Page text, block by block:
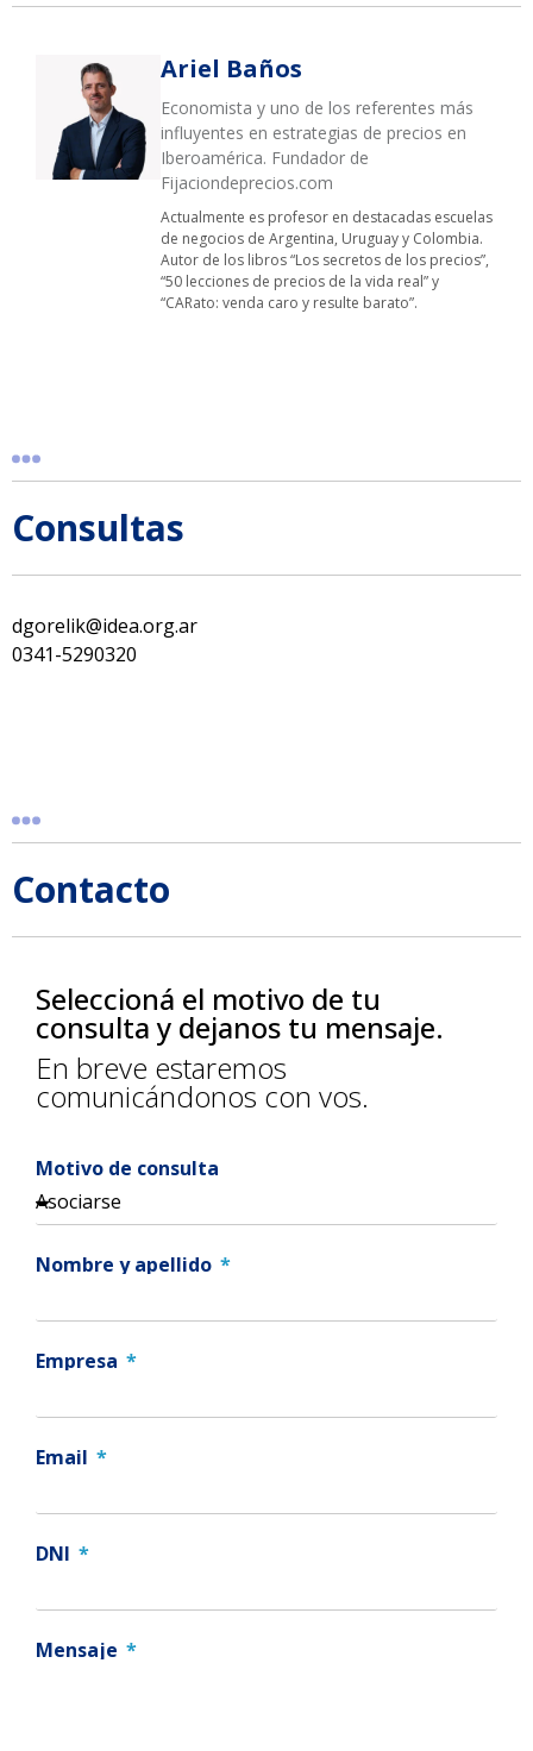
Ariel Baños
Economista y uno de los referentes más
influyentes en estrategias de precios en
Iberoamérica. Fundador de
Fijaciondeprecios.com
Actualmente es profesor en destacadas escuelas
de negocios de Argentina, Uruguay y Colombia.
Autor de los libros “Los secretos de los precios”,
“50 lecciones de precios de la vida real” y
“CARato: venda caro y resulte barato”.
Consultas
dgorelik@idea.org.ar
0341-5290320
Contacto
Seleccioná el motivo de tu
consulta y dejanos tu mensaje.
En breve estaremos
comunicándonos con vos.
Motivo de consulta
Nombre y apellido
Empresa
Email
DNI
Mensaje